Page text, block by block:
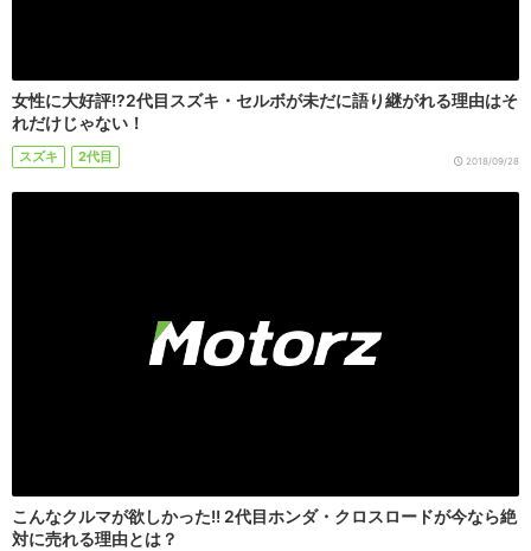
女性に大好評!?2代目スズキ・セルボが未だに語り継がれる理由はそ
れだけじゃない！
スズキ 2代目 2018/09/28
こんなクルマが欲しかった!! 2代目ホンダ・クロスロードが今なら絶
対に売れる理由とは？